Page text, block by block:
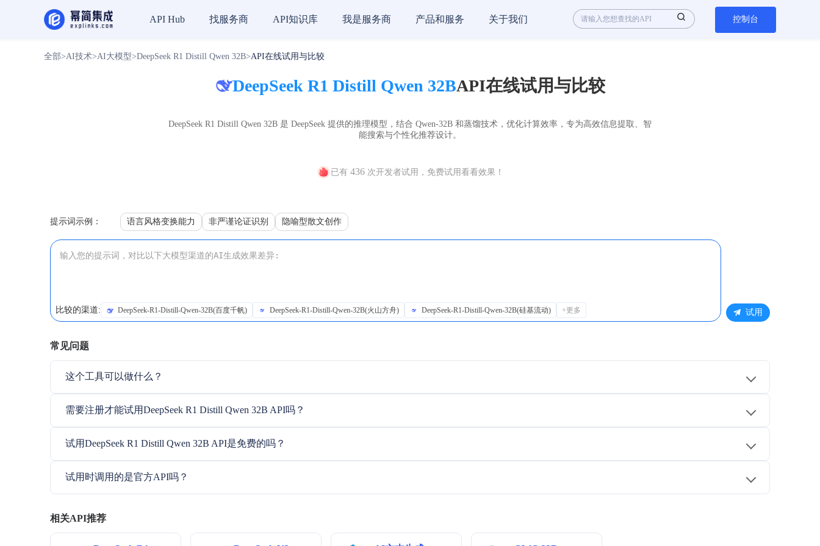
API Hub 找服务商 API知识库 我是服务商 产品和服务 关于我们 控制台
全部>AI技术>AI大模型>DeepSeek R1 Distill Qwen 32B>API在线试用与比较
DeepSeek R1 Distill Qwen 32BAPI在线试用与比较
DeepSeek R1 Distill Qwen 32B 是 DeepSeek 提供的推理模型，结合 Qwen-32B 和蒸馏技术，优化计算效率，专为高效信息提取、智
能搜索与个性化推荐设计。
已有 436次开发者试用，免费试用看看效果！
提示词示例： 语言风格变换能力 非严谨论证识别 隐喻型散文创作
比较的渠道: DeepSeek-R1-Distill-Qwen-32B(百度千帆) DeepSeek-R1-Distill-Qwen-32B(火山方舟) DeepSeek-R1-Distill-Qwen-32B(硅基流动) +更多 试用
常见问题
这个工具可以做什么？
需要注册才能试用DeepSeek R1 Distill Qwen 32B API吗？
试用DeepSeek R1 Distill Qwen 32B API是免费的吗？
试用时调用的是官方API吗？
相关API推荐